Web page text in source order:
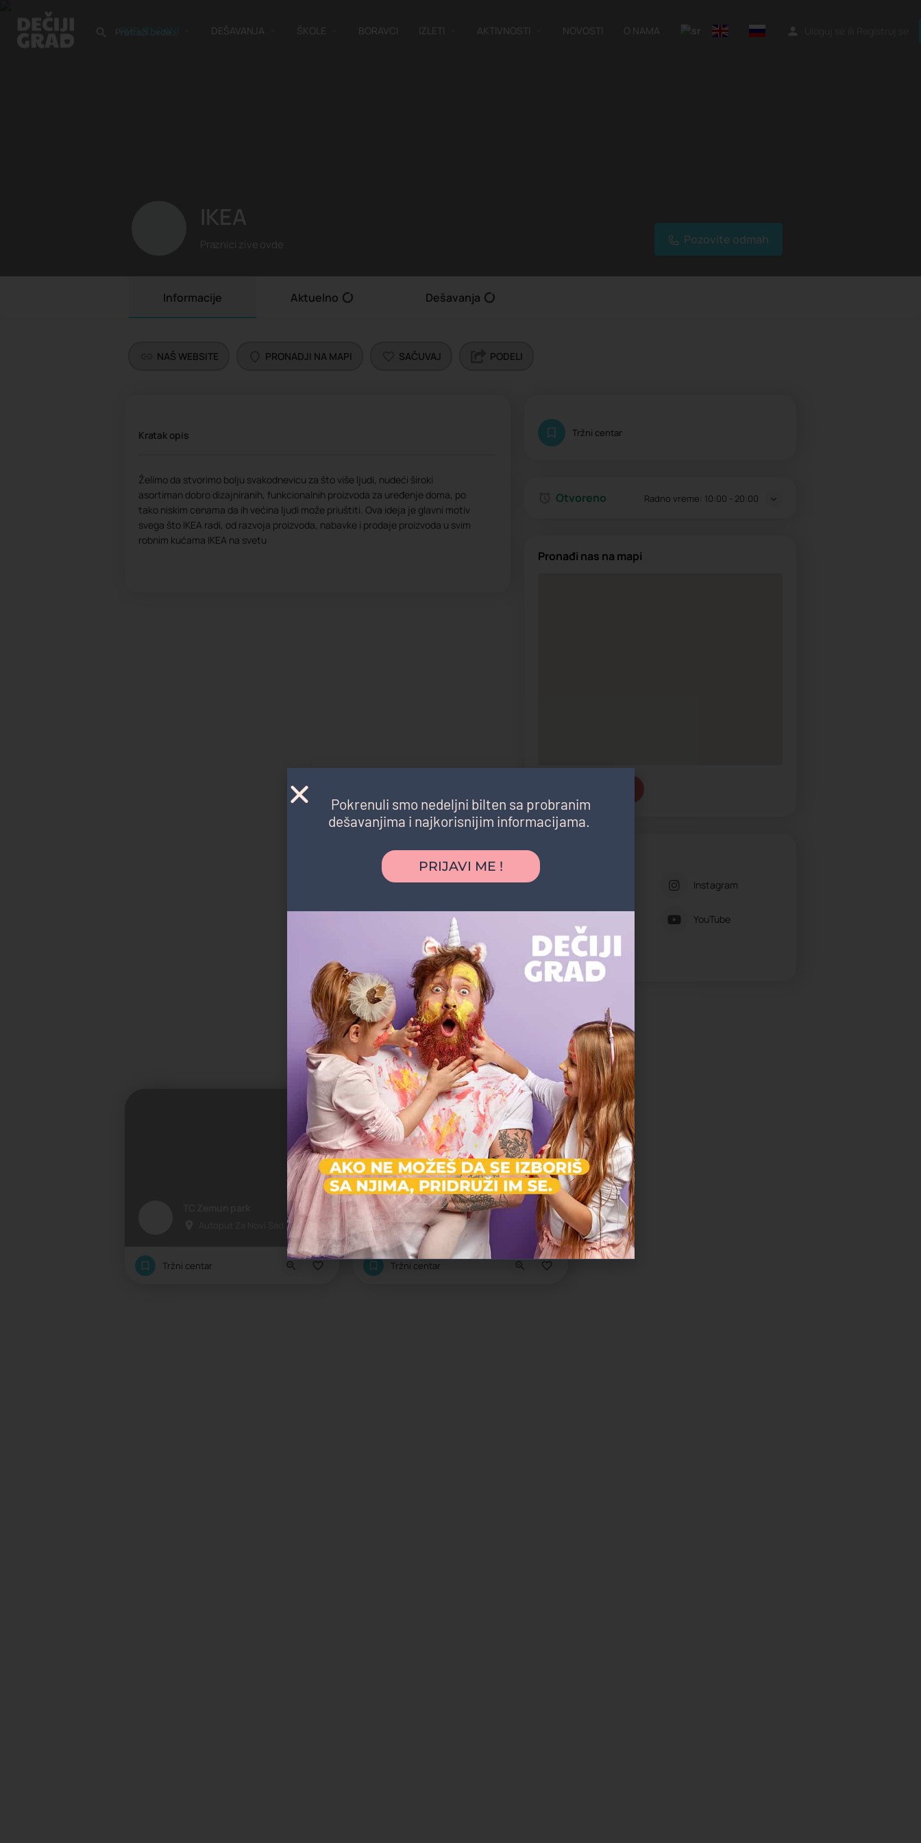
RODJENDANI DEŠAVANJA ŠKOLE BORAVCI IZLETI AKTIVNOSTI NOVOSTI O NAMA
IKEA
Praznici zive ovde Pozovite odmah
Informacije Aktuelno Dešavanja
NAŠ WEBSITE PRONADJI NA MAPI SAČUVAJ PODELI
Kratak opis
Želimo da stvorimo bolju svakodnevicu za što više ljudi, nudeći široki
asortiman dobro dizajniranih, funkcionalnih proizvoda za uređenje doma, po
tako niskim cenama da ih većina ljudi može priuštiti. Ova ideja je glavni motiv
svega što IKEA radi, od razvoja proizvoda, nabavke i prodaje proizvoda u svim
robnim kućama IKEA na svetu
Tržni centar
Otvoreno Radno vreme: 10:00 - 20:00
Pronađi nas na mapi
Social Networks
Instagram
YouTube
X
Možda vas zanima i sledeće:
Autoput Za Novi Sad 124-126
Tržni centar
Beograd na vodi
Tržni centar
Pokrenuli smo nedeljni bilten sa probranim
dešavanjima i najkorisnijim informacijama.
PRIJAVI ME !